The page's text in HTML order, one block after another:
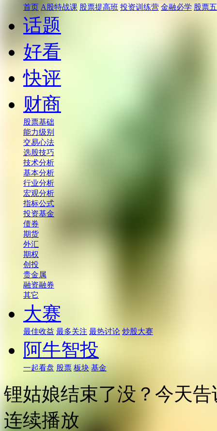
首页 A股特战课 股票提高班 投资训练营 金融必学 股票
话题
好看
快评
财商
股票基础
能力级别
交易心法
选股技巧
技术分析
基本分析
行业分析
宏观分析
指标公式
投资基金
债券
期货
外汇
期权
创投
贵金属
融资融券
其它
大赛
最佳收益 最多关注 最热讨论 炒股大赛
阿牛智投
一起看盘 股票 板块 基金
锂姑娘结束了没？今天告
连续播放